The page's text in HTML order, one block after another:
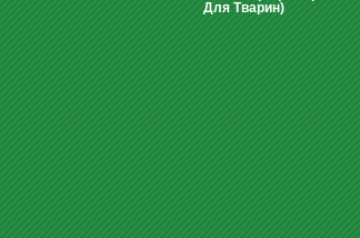
Для Тварин)